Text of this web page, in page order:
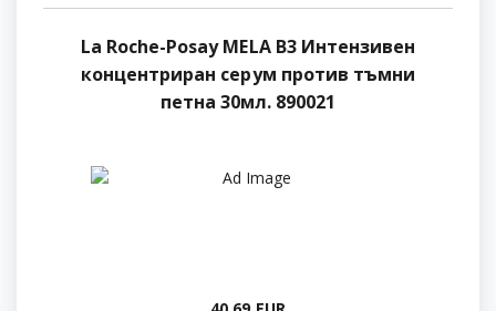
La Roche-Posay MELA B3 Интензивен
концентриран серум против тъмни
петна 30мл. 890021